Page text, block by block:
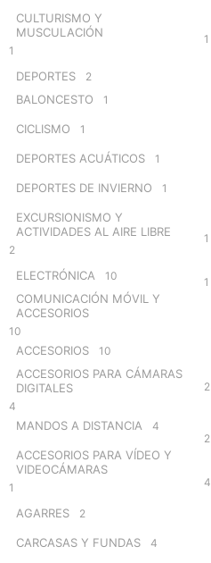
CULTURISMO Y
MUSCULACIÓN
1
DEPORTES 2
BALONCESTO 1
CICLISMO 1
DEPORTES ACUÁTICOS 1
DEPORTES DE INVIERNO 1
EXCURSIONISMO Y
ACTIVIDADES AL AIRE LIBRE
2
ELECTRÓNICA 10
COMUNICACIÓN MÓVIL Y
ACCESORIOS
10
ACCESORIOS 10
ACCESORIOS PARA CÁMARAS
DIGITALES
4
MANDOS A DISTANCIA 4
ACCESORIOS PARA VÍDEO Y
VIDEOCÁMARAS
1
AGARRES 2
CARCASAS Y FUNDAS 4
1
1
1
2
2
4